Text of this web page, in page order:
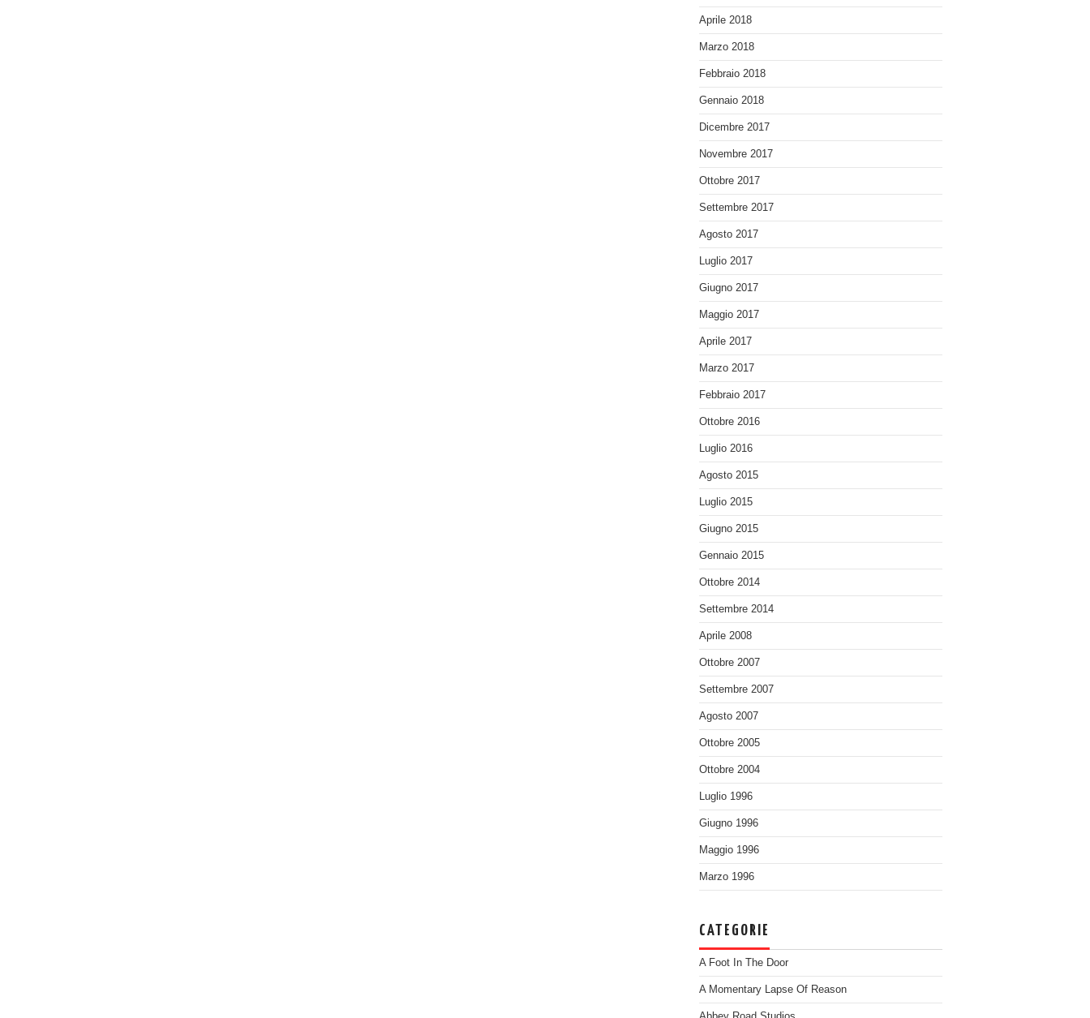
Aprile 2018
Marzo 2018
Febbraio 2018
Gennaio 2018
Dicembre 2017
Novembre 2017
Ottobre 2017
Settembre 2017
Agosto 2017
Luglio 2017
Giugno 2017
Maggio 2017
Aprile 2017
Marzo 2017
Febbraio 2017
Ottobre 2016
Luglio 2016
Agosto 2015
Luglio 2015
Giugno 2015
Gennaio 2015
Ottobre 2014
Settembre 2014
Aprile 2008
Ottobre 2007
Settembre 2007
Agosto 2007
Ottobre 2005
Ottobre 2004
Luglio 1996
Giugno 1996
Maggio 1996
Marzo 1996
CATEGORIE
A Foot In The Door
A Momentary Lapse Of Reason